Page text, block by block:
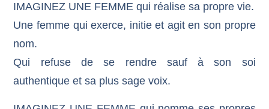
IMAGINEZ UNE FEMME qui réalise sa propre vie.
Une femme qui exerce, initie et agit en son propre
nom.
Qui refuse de se rendre sauf à son soi
authentique et sa plus sage voix.